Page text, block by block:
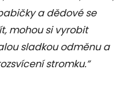
a dědové se
mohou si vyrobit
sladkou odměnu a
stromku.”